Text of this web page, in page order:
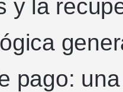
y la
pago: